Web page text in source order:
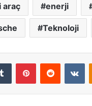
araç enerji
Teknoloji
Tumblr PinterestReddit